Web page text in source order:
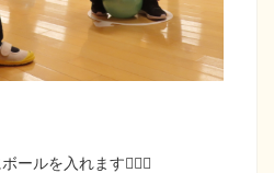
ールを入れます🤾🏻‍♀️